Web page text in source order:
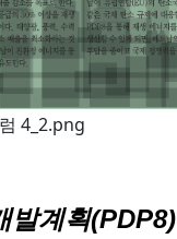
발계획(PDP8)